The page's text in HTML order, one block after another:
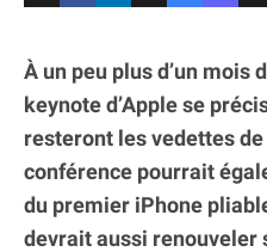
À un peu plus d’un mois
keynote d’Apple se
resteront les vedettes de
conférence pourrait
du premier iPhone
devrait aussi renouveler